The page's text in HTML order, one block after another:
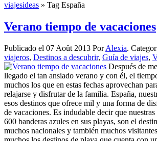
viajesideas » Tag España
Verano tiempo de vacaciones
Publicado el 07 Août 2013 PorAlexia.
viajeros, Destinos a descubrir, Guía de viajes,
Después de
llegado el tan ansiado verano y con él, el
muchos los que en estas fechas aprovechan
relajarse y disfrutar de la familia. España,
esos destinos que ofrece mil y una forma de
de vacaciones. Es indudable decir que nuestras
600 banderas azules en sus playas, son el
muchos nacionales y también muchos